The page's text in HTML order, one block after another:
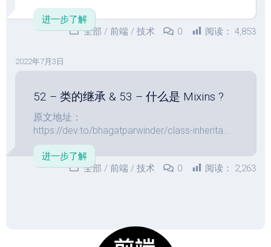
进一步了解
全部 / 前端 / 技术 0 阅读： 4,853
2022年7月3日
52 – 类的继承 & 53 – 什么是 Mixins ?
原文地址：
https://dev.to/bhagatparwinder/class-inherita...
进一步了解
全部 / 前端 / 技术 0 阅读： 2,263